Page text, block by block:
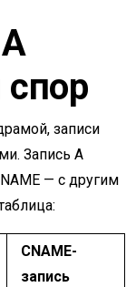
записи
Запись A
— с другим
CNAME-
запись